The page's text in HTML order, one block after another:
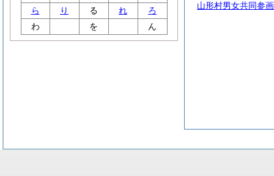
山形村男女共同参
ら
り る れ
ろ
わ
を ん